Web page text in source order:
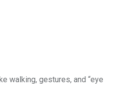
walking, gestures, and “eye